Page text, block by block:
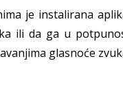
je instalirana
ili da ga u
glasnoće